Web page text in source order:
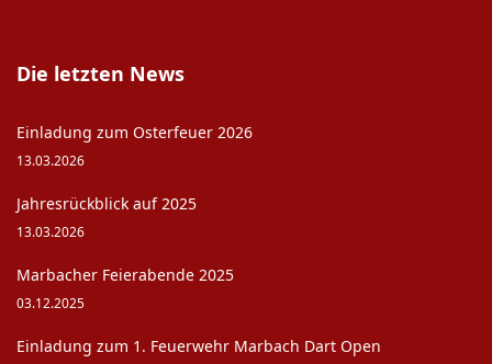
Die letzten News
Einladung zum Osterfeuer 2026
13.03.2026
Jahresrückblick auf 2025
13.03.2026
Marbacher Feierabende 2025
03.12.2025
Einladung zum 1. Feuerwehr Marbach Dart Open